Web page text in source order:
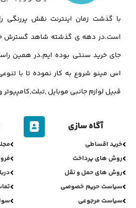
با گذشت زمان اینترنت نقش پررنگی
است.در دهه ی گذشته شاهد گسترش
جای خرید سنتی بوده ایم.در همین
اس مینو شروع به کار نموده تا با
قبیل لوازم جانبی موبایل
آگاه سازی
خرید اقساطی
روش های پرداخت
روش های حمل و نقل
سیاست حریم خصوصی
سیاست مرجوعی